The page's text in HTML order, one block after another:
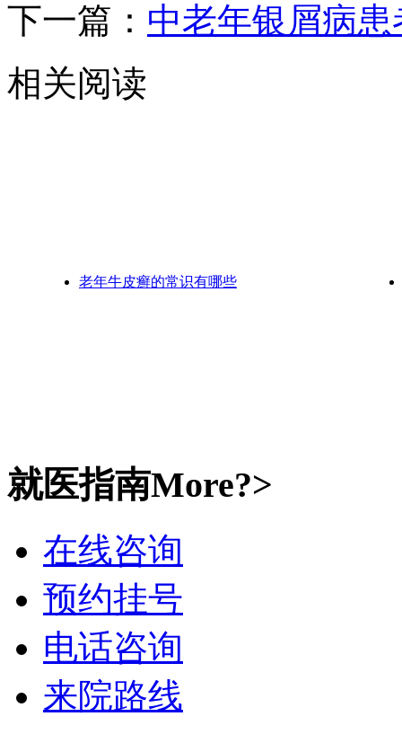
下一篇： 中老年银屑病
相关阅读
老年牛皮癣的常识有哪些
就医指南More?>
在线咨询
预约挂号
电话咨询
来院路线